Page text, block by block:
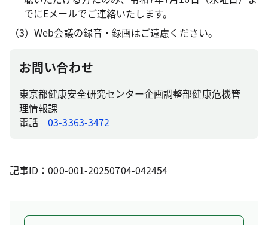
でにEメールでご連絡いたします。
（3）Web会議の録音・録画はご遠慮ください。
お問い合わせ
東京都健康安全研究センター企画調整部健康危機管
理情報課
電話03-3363-3472
記事ID：000-001-20250704-042454